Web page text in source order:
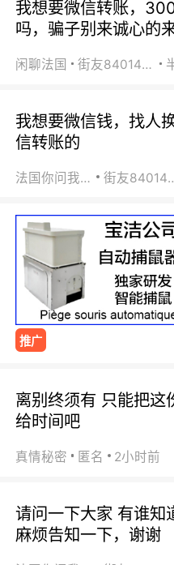
我想要微信转账，
吗，骗子别来诚心的
闲聊法国 街友84014588
我想要微信钱，找人
信转账的
法国你问我答 街友
推广
离别终须有 只能把这
给时间吧
真情秘密 匿名 2小时前
请问一下大家 有谁知
麻烦告知一下，谢谢